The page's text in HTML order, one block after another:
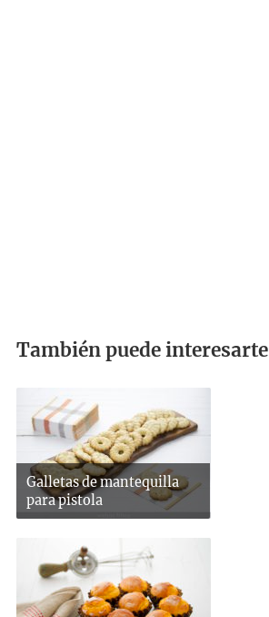
También puede interesarte
Galletas de mantequilla
para pistola